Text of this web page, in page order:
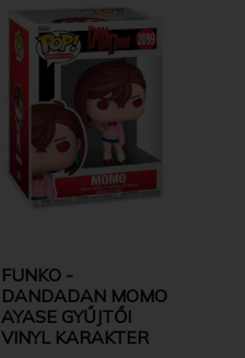
FUNKO -
DANDADAN MOMO
AYASE GYŰJTŐI
VINYL KARAKTER